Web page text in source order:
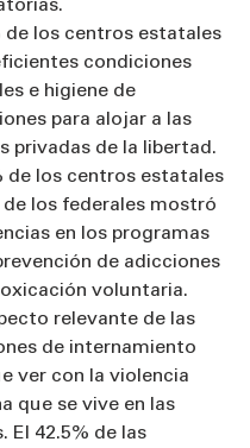
de los centros estatales
condiciones
e higiene de
para alojar a las
privadas de la libertad.
de los centros estatales
de los federales mostró
en los programas
de adicciones
voluntaria.
relevante de las
de internamiento
ver con la violencia
que se vive en las
El 42.5% de las